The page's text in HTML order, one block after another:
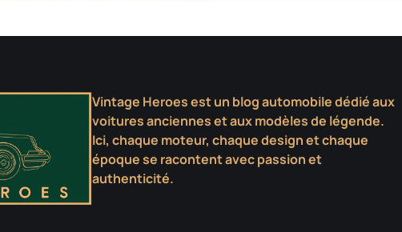
Vintage Heroes est un blog automobile dédié aux
voitures anciennes et aux modèles de légende.
Ici, chaque moteur, chaque design et chaque
époque se racontent avec passion et
authenticité.